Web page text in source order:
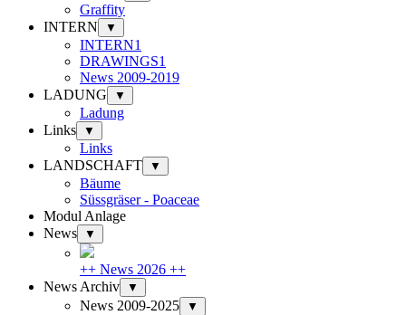
Graffity
INTERN
▼
INTERN1
DRAWINGS1
News 2009-2019
LADUNG
▼
Ladung
Links
▼
Links
LANDSCHAFT
▼
Bäume
Süssgräser - Poaceae
Modul Anlage
News
▼
++ News 2026 ++
News Archiv
▼
News 2009-2025 ▼